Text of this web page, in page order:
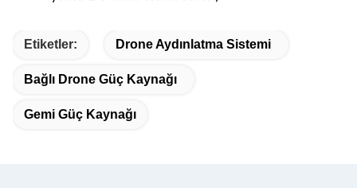
Etiketler: Drone Aydınlatma Sistemi
Bağlı Drone Güç Kaynağı
Gemi Güç Kaynağı